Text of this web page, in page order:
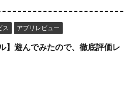
ス アプリレビュー
】遊んでみたので、徹底評価レ